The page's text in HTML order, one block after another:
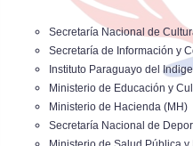
Secretaría Nacional de
Secretaría de Información y
Instituto Paraguayo del
Ministerio de Educación y
Ministerio de Hacienda (MH)
Secretaría Nacional de